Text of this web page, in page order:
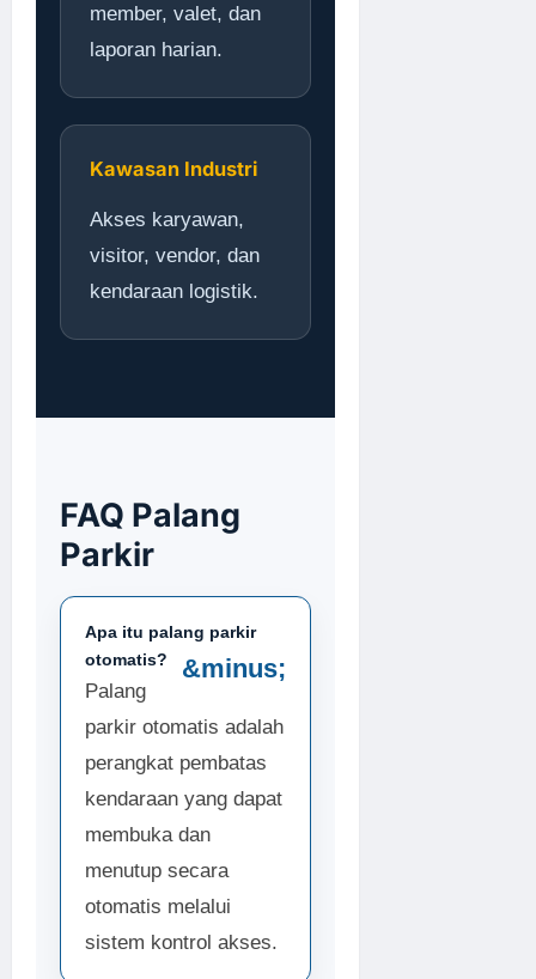
member, valet, dan
laporan harian.
Kawasan Industri
Akses karyawan,
visitor, vendor, dan
kendaraan logistik.
FAQ Palang
Parkir
Apa itu palang parkir
otomatis?
Palang
parkir otomatis adalah
perangkat pembatas
kendaraan yang dapat
membuka dan
menutup secara
otomatis melalui
sistem kontrol akses.